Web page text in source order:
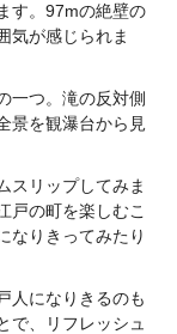
す。97mの絶壁の
気が感じられま
一つ。滝の反対側
景を観瀑台から見
スリップしてみま
戸の町を楽しむこ
なりきってみたり
人になりきるのも
で、リフレッシュ